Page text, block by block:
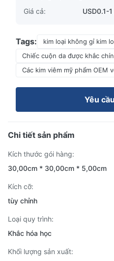
Giá cả:
USD0.1-
Tags:
kim loại không gỉ kim
Chiếc cuộn da được khắc
Các kim viêm mỹ phẩm OEM
Yêu
Chi tiết sản phẩm
Kích thước gói hàng:
30,00cm * 30,00cm * 5,00cm
Kích cỡ:
tùy chỉnh
Loại quy trình:
Khắc hóa học
Khối lượng sản xuất: